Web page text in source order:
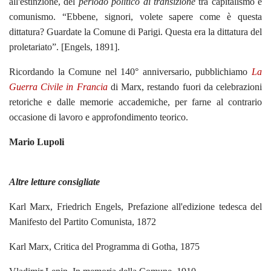
comunismo. “Ebbene, signori, volete sapere come è questa
dittatura? Guardate la Comune di Parigi. Questa era la dittatura del
proletariato”. [Engels, 1891].
Ricordando la Comune nel 140° anniversario, pubblichiamo La
Guerra Civile in Francia di Marx, restando fuori da celebrazioni
retoriche e dalle memorie accademiche, per farne al contrario
occasione di lavoro e approfondimento teorico.
Mario Lupoli
Altre letture consigliate
Karl Marx, Friedrich Engels, Prefazione all'edizione tedesca del
Manifesto del Partito Comunista, 1872
Karl Marx, Critica del Programma di Gotha, 1875